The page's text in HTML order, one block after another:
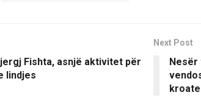
Fishta, asnjë aktivitet për
lindjes
Next Post
Nesër
kroate